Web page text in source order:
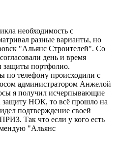
необходимость с
разные варианты, но
"Альянс Строителей". Со
день и время
защиты портфолио.
по телефону происходили с
администратором Анжелой
я получил исчерпывающие
защиту НОК, то всё прошло на
подтверждение своей
Так что если у кого есть
"Альянс